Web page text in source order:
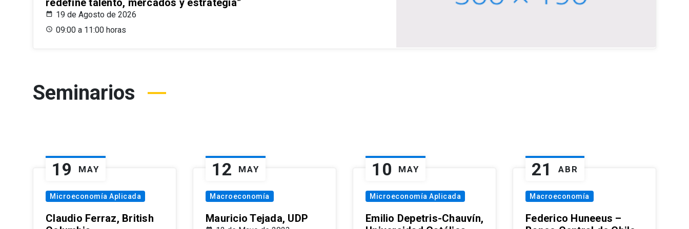
redefine talento, mercados y estrategia”
19 de Agosto de 2026
09:00 a 11:00 horas
Seminarios
19 MAY
Microeconomía Aplicada
Claudio Ferraz, British
12 MAY
Macroeconomía
Mauricio Tejada, UDP
10 MAY
Microeconomía Aplicada
Emilio Depetris-Chauvín,
21 ABR
Macroeconomía
Federico Huneeus –